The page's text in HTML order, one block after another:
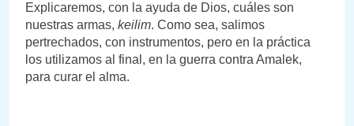
Explicaremos, con la ayuda de Dios, cuáles son
nuestras armas, keilim. Como sea, salimos
pertrechados, con instrumentos, pero en la práctica
los utilizamos al final, en la guerra contra Amalek,
para curar el alma.